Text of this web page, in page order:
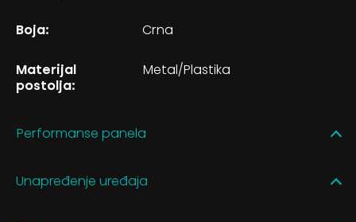
Boja: Crna
Materijal
postolja:
Metal/Plastika
Performanse panela
Unapređenje uređaja